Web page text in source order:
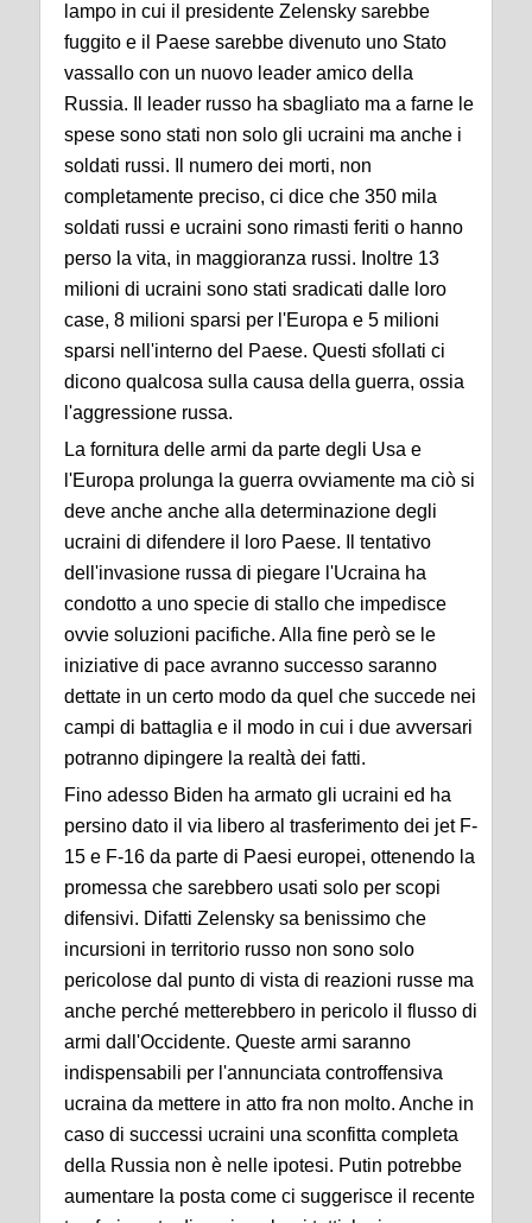
lampo in cui il presidente Zelensky sarebbe
fuggito e il Paese sarebbe divenuto uno Stato
vassallo con un nuovo leader amico della
Russia. Il leader russo ha sbagliato ma a farne le
spese sono stati non solo gli ucraini ma anche i
soldati russi. Il numero dei morti, non
completamente preciso, ci dice che 350 mila
soldati russi e ucraini sono rimasti feriti o hanno
perso la vita, in maggioranza russi. Inoltre 13
milioni di ucraini sono stati sradicati dalle loro
case, 8 milioni sparsi per l'Europa e 5 milioni
sparsi nell'interno del Paese. Questi sfollati ci
dicono qualcosa sulla causa della guerra, ossia
l'aggressione russa.
La fornitura delle armi da parte degli Usa e
l'Europa prolunga la guerra ovviamente ma ciò si
deve anche anche alla determinazione degli
ucraini di difendere il loro Paese. Il tentativo
dell'invasione russa di piegare l'Ucraina ha
condotto a uno specie di stallo che impedisce
ovvie soluzioni pacifiche. Alla fine però se le
iniziative di pace avranno successo saranno
dettate in un certo modo da quel che succede nei
campi di battaglia e il modo in cui i due avversari
potranno dipingere la realtà dei fatti.
Fino adesso Biden ha armato gli ucraini ed ha
persino dato il via libero al trasferimento dei jet F-
15 e F-16 da parte di Paesi europei, ottenendo la
promessa che sarebbero usati solo per scopi
difensivi. Difatti Zelensky sa benissimo che
incursioni in territorio russo non sono solo
pericolose dal punto di vista di reazioni russe ma
anche perché metterebbero in pericolo il flusso di
armi dall'Occidente. Queste armi saranno
indispensabili per l'annunciata controffensiva
ucraina da mettere in atto fra non molto. Anche in
caso di successi ucraini una sconfitta completa
della Russia non è nelle ipotesi. Putin potrebbe
aumentare la posta come ci suggerisce il recente